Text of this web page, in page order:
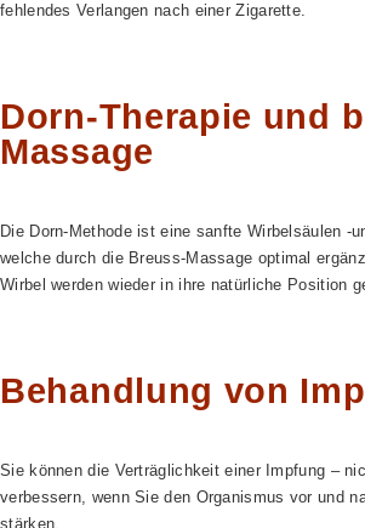
fehlendes Verlangen nach einer Zigarette.
Dorn-Therapie und
Massage
Die Dorn-Methode ist eine sanfte Wirbelsäulen -
welche durch die Breuss-Massage optimal
Wirbel werden wieder in ihre natürliche Position
Behandlung von
Sie können die Verträglichkeit einer Impfung –
verbessern, wenn Sie den Organismus vor und
stärken.